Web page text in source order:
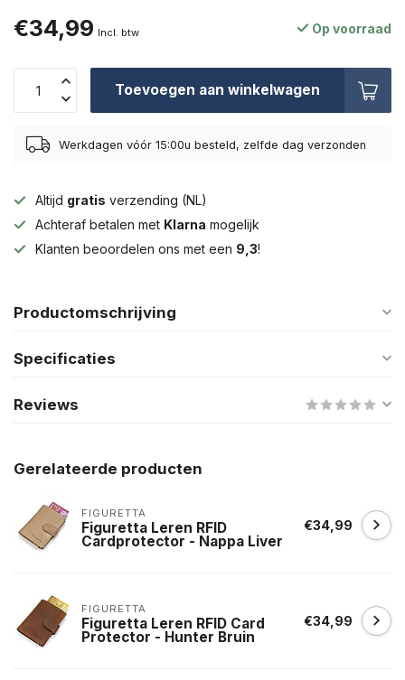
€34,99 Incl. btw Op voorraad
Toevoegen aan winkelwagen
Werkdagen vóór 15:00u besteld, zelfde dag verzonden
Altijd gratis verzending (NL)
Achteraf betalen met Klarna mogelijk
Klanten beoordelen ons met een 9,3!
Productomschrijving
Specificaties
Reviews
Gerelateerde producten
FIGURETTA
Figuretta Leren RFID
Cardprotector - Nappa Liver
€34,99
FIGURETTA
Figuretta Leren RFID Card
Protector - Hunter Bruin
€34,99